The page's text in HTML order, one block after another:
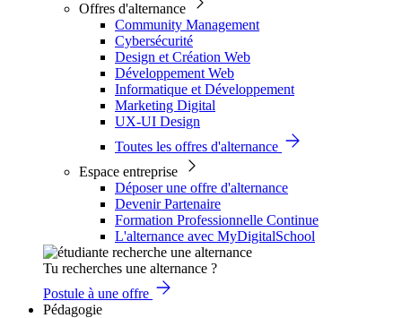
Offres d'alternance
Community Management
Cybersécurité
Design et Création Web
Développement Web
Informatique et Développement
Marketing Digital
UX-UI Design
Toutes les offres d'alternance
Espace entreprise
Déposer une offre d'alternance
Devenir Partenaire
Formation Professionnelle Continue
L'alternance avec MyDigitalSchool
Tu recherches une alternance ?
Postule à une offre
Pédagogie